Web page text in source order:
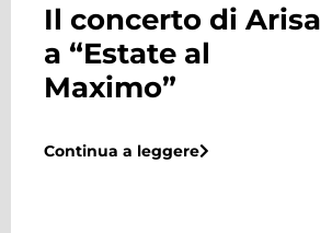
Rosa Chemical il
17 luglio a “Estate
al Maximo” per un
energia